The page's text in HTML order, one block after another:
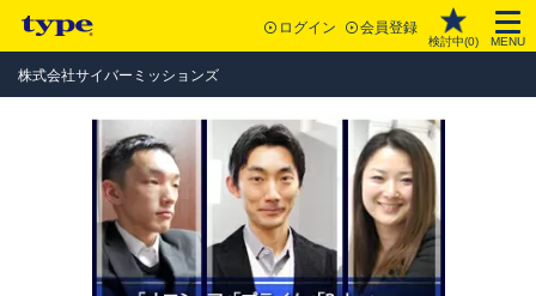
ログイン 会員登録
検討中(0) MENU
株式会社サイバーミッションズ